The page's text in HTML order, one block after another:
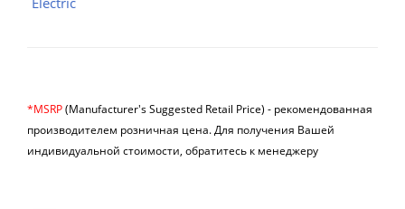
*MSRP(Manufacturer's Suggested Retail Price) - рекомендованная
производителем розничная цена.Для получения Вашей
индивидуальной стоимости, обратитесь к менеджеру